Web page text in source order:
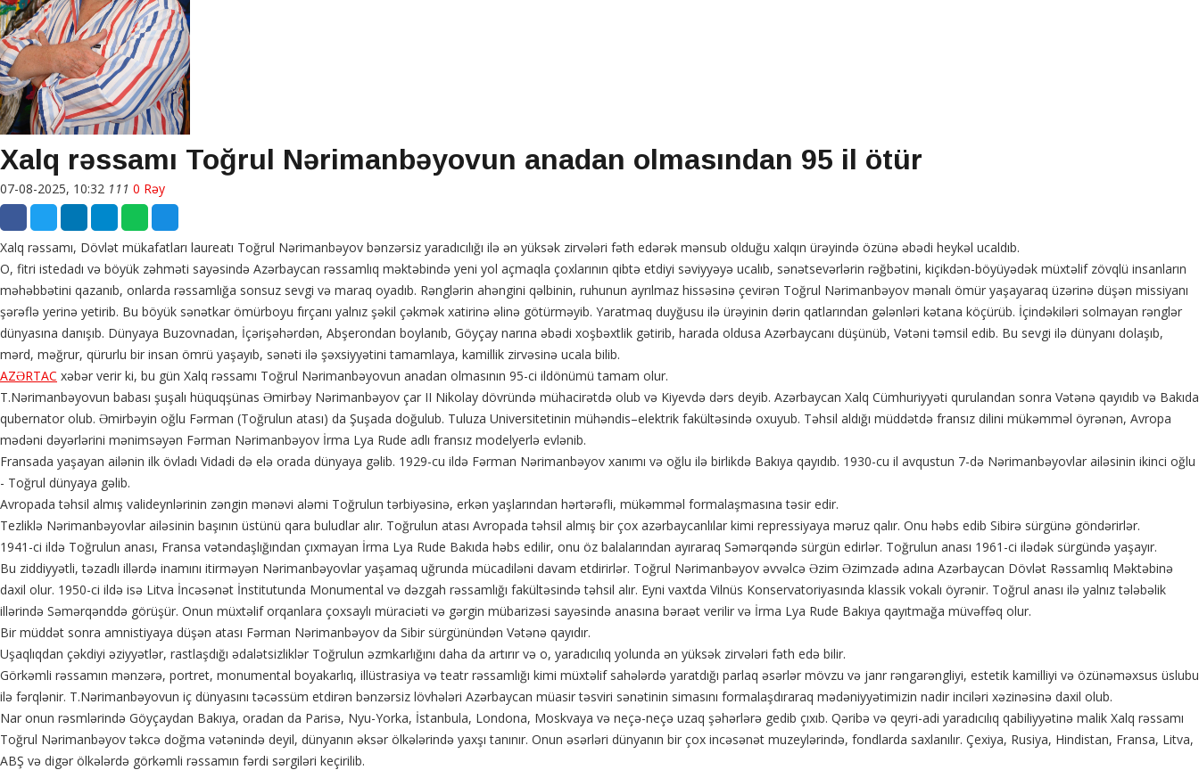
Xalq rəssamı Toğrul Nərimanbəyovun anadan olmasından 95 il ötür
07-08-2025, 10:32 111 0 Rəy
Xalq rəssamı, Dövlət mükafatları laureatı Toğrul Nərimanbəyov bənzərsiz yaradıcılığı ilə ən yüksək zirvələri fəth edərək mənsub olduğu xalqın ürəyində özünə əbədi heykəl ucaldıb.
O, fitri istedadı və böyük zəhməti sayəsində Azərbaycan rəssamlıq məktəbində yeni yol açmaqla çoxlarının qibtə etdiyi səviyyəyə ucalıb, sənətsevərlərin rəğbətini, kiçikdən-böyüyədək müxtəlif zövqlü insanların
məhəbbətini qazanıb, onlarda rəssamlığa sonsuz sevgi və maraq oyadıb. Rənglərin ahəngini qəlbinin, ruhunun ayrılmaz hissəsinə çevirən Toğrul Nərimanbəyov mənalı ömür yaşayaraq üzərinə düşən missiyanı
şərəflə yerinə yetirib. Bu böyük sənətkar ömürboyu fırçanı yalnız şəkil çəkmək xatirinə əlinə götürməyib. Yaratmaq duyğusu ilə ürəyinin dərin qatlarından gələnləri kətana köçürüb. İçindəkiləri solmayan rənglər
dünyasına danışıb. Dünyaya Buzovnadan, İçərişəhərdən, Abşerondan boylanıb, Göyçay narına əbədi xoşbəxtlik gətirib, harada oldusa Azərbaycanı düşünüb, Vətəni təmsil edib. Bu sevgi ilə dünyanı dolaşıb,
mərd, məğrur, qürurlu bir insan ömrü yaşayıb, sənəti ilə şəxsiyyətini tamamlaya, kamillik zirvəsinə ucala bilib.
AZƏRTAC xəbər verir ki, bu gün Xalq rəssamı Toğrul Nərimanbəyovun anadan olmasının 95-ci ildönümü tamam olur.
T.Nərimanbəyovun babası şuşalı hüquqşünas Əmirbəy Nərimanbəyov çar II Nikolay dövründə mühacirətdə olub və Kiyevdə dərs deyib. Azərbaycan Xalq Cümhuriyyəti qurulandan sonra Vətənə qayıdıb və Bakıda
qubernator olub. Əmirbəyin oğlu Fərman (Toğrulun atası) da Şuşada doğulub. Tuluza Universitetinin mühəndis–elektrik fakültəsində oxuyub. Təhsil aldığı müddətdə fransız dilini mükəmməl öyrənən, Avropa
mədəni dəyərlərini mənimsəyən Fərman Nərimanbəyov İrma Lya Rude adlı fransız modelyerlə evlənib.
Fransada yaşayan ailənin ilk övladı Vidadi də elə orada dünyaya gəlib. 1929-cu ildə Fərman Nərimanbəyov xanımı və oğlu ilə birlikdə Bakıya qayıdıb. 1930-cu il avqustun 7-də Nərimanbəyovlar ailəsinin ikinci oğlu
- Toğrul dünyaya gəlib.
Avropada təhsil almış valideynlərinin zəngin mənəvi aləmi Toğrulun tərbiyəsinə, erkən yaşlarından hərtərəfli, mükəmməl formalaşmasına təsir edir.
Tezliklə Nərimanbəyovlar ailəsinin başının üstünü qara buludlar alır. Toğrulun atası Avropada təhsil almış bir çox azərbaycanlılar kimi repressiyaya məruz qalır. Onu həbs edib Sibirə sürgünə göndərirlər.
1941-ci ildə Toğrulun anası, Fransa vətəndaşlığından çıxmayan İrma Lya Rude Bakıda həbs edilir, onu öz balalarından ayıraraq Səmərqəndə sürgün edirlər. Toğrulun anası 1961-ci ilədək sürgündə yaşayır.
Bu ziddiyyətli, təzadlı illərdə inamını itirməyən Nərimanbəyovlar yaşamaq uğrunda mücadiləni davam etdirirlər. Toğrul Nərimanbəyov əvvəlcə Əzim Əzimzadə adına Azərbaycan Dövlət Rəssamlıq Məktəbinə
daxil olur. 1950-ci ildə isə Litva İncəsənət İnstitutunda Monumental və dəzgah rəssamlığı fakültəsində təhsil alır. Eyni vaxtda Vilnüs Konservatoriyasında klassik vokalı öyrənir. Toğrul anası ilə yalnız tələbəlik
illərində Səmərqənddə görüşür. Onun müxtəlif orqanlara çoxsaylı müraciəti və gərgin mübarizəsi sayəsində anasına bəraət verilir və İrma Lya Rude Bakıya qayıtmağa müvəffəq olur.
Bir müddət sonra amnistiyaya düşən atası Fərman Nərimanbəyov da Sibir sürgünündən Vətənə qayıdır.
Uşaqlıqdan çəkdiyi əziyyətlər, rastlaşdığı ədalətsizliklər Toğrulun əzmkarlığını daha da artırır və o, yaradıcılıq yolunda ən yüksək zirvələri fəth edə bilir.
Görkəmli rəssamın mənzərə, portret, monumental boyakarlıq, illüstrasiya və teatr rəssamlığı kimi müxtəlif sahələrdə yaratdığı parlaq əsərlər mövzu və janr rəngarəngliyi, estetik kamilliyi və özünəməxsus üslubu
ilə fərqlənir. T.Nərimanbəyovun iç dünyasını təcəssüm etdirən bənzərsiz lövhələri Azərbaycan müasir təsviri sənətinin simasını formalaşdıraraq mədəniyyətimizin nadir inciləri xəzinəsinə daxil olub.
Nar onun rəsmlərində Göyçaydan Bakıya, oradan da Parisə, Nyu-Yorka, İstanbula, Londona, Moskvaya və neçə-neçə uzaq şəhərlərə gedib çıxıb. Qəribə və qeyri-adi yaradıcılıq qabiliyyətinə malik Xalq rəssamı
Toğrul Nərimanbəyov təkcə doğma vətənində deyil, dünyanın əksər ölkələrində yaxşı tanınır. Onun əsərləri dünyanın bir çox incəsənət muzeylərində, fondlarda saxlanılır. Çexiya, Rusiya, Hindistan, Fransa, Litva,
ABŞ və digər ölkələrdə görkəmli rəssamın fərdi sərgiləri keçirilib.